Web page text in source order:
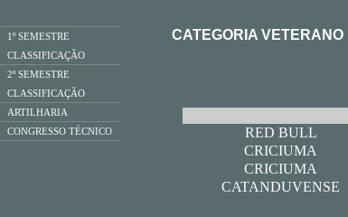
1º SEMESTRE
CLASSIFICAÇÃO
2º SEMESTRE
CLASSIFICAÇÃO
ARTILHARIA
CONGRESSO TÉCNICO
CATEGORIA VETERANO
RED BULL
CRICIUMA
CRICIUMA
CATANDUVENSE